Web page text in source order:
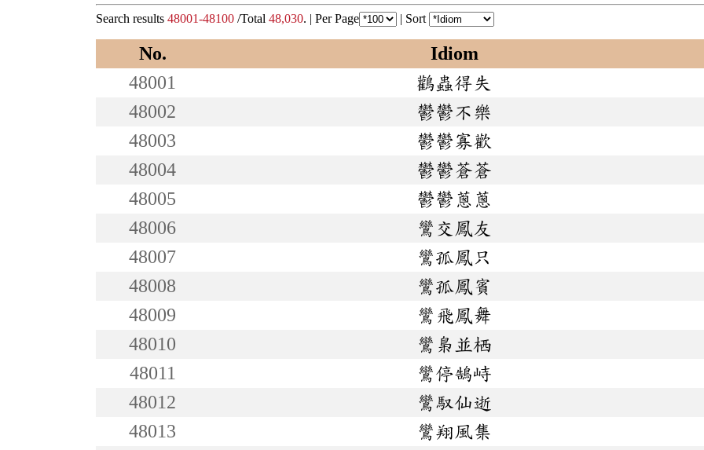
Search results 48001-48100 /Total 48,030. | Per Page | Sort
No. Idiom
48001
鸛蟲得失
48002
鬱鬱不樂
48003
鬱鬱寡歡
48004
鬱鬱蒼蒼
48005
鬱鬱蔥蔥
48006
鸞交鳳友
48007
鸞孤鳳只
48008
鸞孤鳳賓
48009
鸞飛鳳舞
48010
鸞梟並栖
48011
鸞停鵠峙
48012
鸞馭仙逝
48013
鸞翔風集